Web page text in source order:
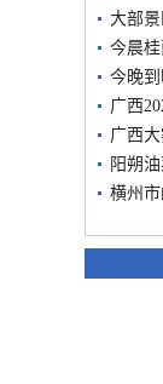
大部
今晨
今晚
广西
广西
阳朔
横州市